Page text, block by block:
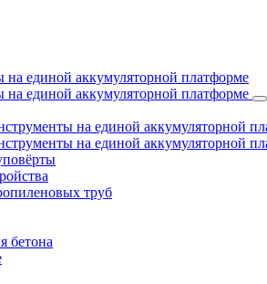
на единой аккумуляторной платформе
на единой аккумуляторной платформе
на единой аккумуляторной
на единой аккумуляторной
труб
бетона